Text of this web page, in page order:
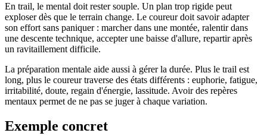
En trail, le mental doit rester souple. Un plan trop rigide peut
exploser dès que le terrain change. Le coureur doit savoir adapter
son effort sans paniquer : marcher dans une montée, ralentir dans
une descente technique, accepter une baisse d'allure, repartir après
un ravitaillement difficile.
La préparation mentale aide aussi à gérer la durée. Plus le trail est
long, plus le coureur traverse des états différents : euphorie, fatigue,
irritabilité, doute, regain d'énergie, lassitude. Avoir des repères
mentaux permet de ne pas se juger à chaque variation.
Exemple concret